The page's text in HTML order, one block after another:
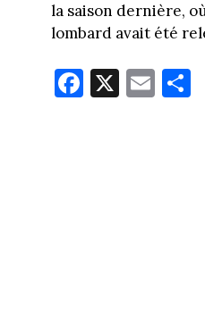
la saison dernière,
lombard avait été
Fa
ce
X E
m
Pa
rt